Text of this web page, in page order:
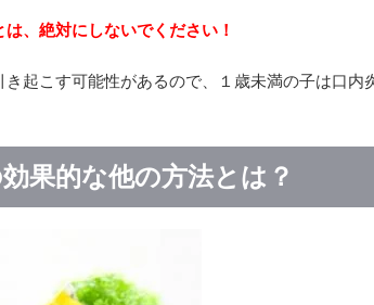
、 絶対にしないでください！
起こす可能性があるので、１歳未満の子は口内
果的な他の方法とは？